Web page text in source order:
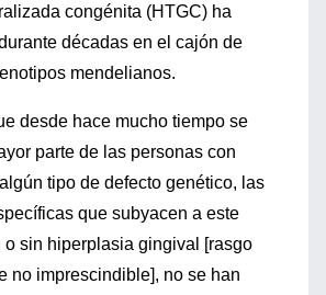
congénita (HTGC) ha
décadas en el cajón de
mendelianos.
desde hace mucho tiempo se
parte de las personas con
tipo de defecto genético, las
que subyacen a este
o sin hiperplasia gingival [rasgo
no imprescindible], no se han